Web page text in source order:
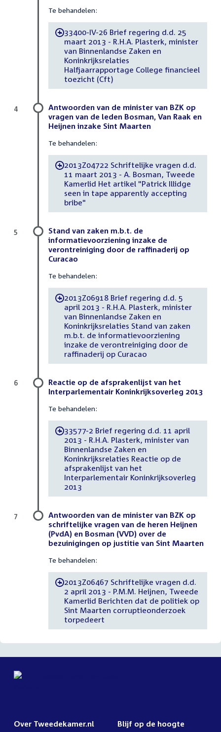
Te behandelen:
-33400-IV-26 Brief regering d.d. 25
maart 2013 - R.H.A. Plasterk, minister
van Binnenlandse Zaken en
Koninkrijksrelaties
Halfjaarrapportage College financieel
toezicht (Cft)
Antwoorden van de minister van BZK op
vragen van de leden Bosman, Van Raak en
Heijnen inzake Sint Maarten
Te behandelen:
-2013Z04722 Schriftelijke vragen d.d.
11 maart 2013 - A. Bosman, Tweede
Kamerlid Het artikel "Patrick Illidge
seen in tape apparently accepting
bribe"
4
Stand van zaken m.b.t. de
informatievoorziening inzake de
verontreiniging door de raffinaderij op
Curacao
Te behandelen:
-2013Z06918 Brief regering d.d. 5
april 2013 - R.H.A. Plasterk, minister
van Binnenlandse Zaken en
Koninkrijksrelaties Stand van zaken
m.b.t. de informatievoorziening
inzake de verontreiniging door de
raffinaderij op Curacao
5
Reactie op de afsprakenlijst van het
Interparlementair Koninkrijksoverleg 2013
Te behandelen:
-33577-2 Brief regering d.d. 11 april
2013 - R.H.A. Plasterk, minister van
Binnenlandse Zaken en
Koninkrijksrelaties Reactie op de
afsprakenlijst van het
Interparlementair Koninkrijksoverleg
2013
6
Antwoorden van de minister van BZK op
schriftelijke vragen van de heren Heijnen
(PvdA) en Bosman (VVD) over de
bezuinigingen op justitie van Sint Maarten
Te behandelen:
-2013Z06467 Schriftelijke vragen d.d.
2 april 2013 - P.M.M. Heijnen, Tweede
Kamerlid Berichten dat de politiek op
Sint Maarten corruptieonderzoek
torpedeert
7
Over Tweedekamer.nl Blijf op de hoogte